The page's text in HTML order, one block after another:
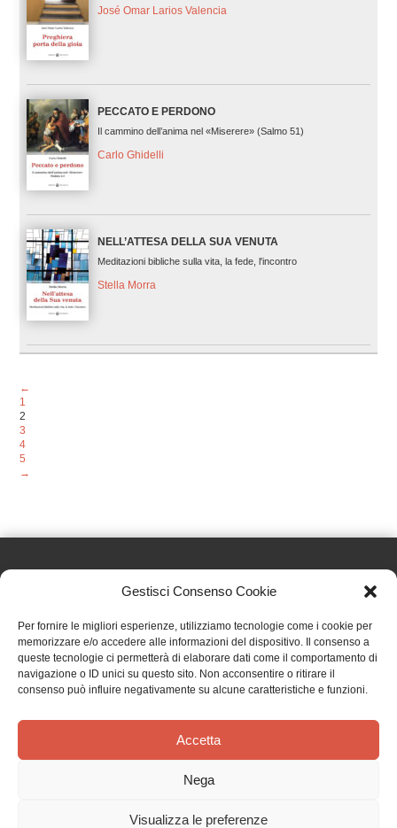
Gestisci Consenso Cookie
Per fornire le migliori esperienze, utilizziamo tecnologie come i cookie per
memorizzare e/o accedere alle informazioni del dispositivo. Il consenso a
queste tecnologie ci permetterà di elaborare dati come il comportamento di
navigazione o ID unici su questo sito. Non acconsentire o ritirare il
consenso può influire negativamente su alcune caratteristiche e funzioni.
Accetta
Nega
Visualizza le preferenze
José Omar Larios Valencia
PECCATO E PERDONO
Il cammino dell’anima nel «Miserere» (Salmo 51)
Carlo Ghidelli
NELL’ATTESA DELLA SUA VENUTA
Meditazioni bibliche sulla vita, la fede, l'incontro
Stella Morra
←
1
2
3
4
5
→
Effatà Editrice di Pellegrino Paolo SAS
C.F. e P.IVA 09655250018
Via Tre Denti, 1 - 10060 Cantalupa (TO)
Telefono: (+39) 0121 353452 - Fax: (+39) 0121 353839
TERMINI E CONDIZIONI